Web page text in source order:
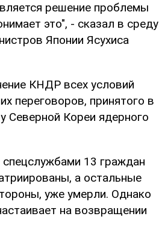
решение проблемы
это", - сказал в среду
Японии Ясухиса
КНДР всех условий
переговоров, принятого в
Северной Кореи ядерного
13 граждан
а остальные
уже умерли. Однако
на возвращении